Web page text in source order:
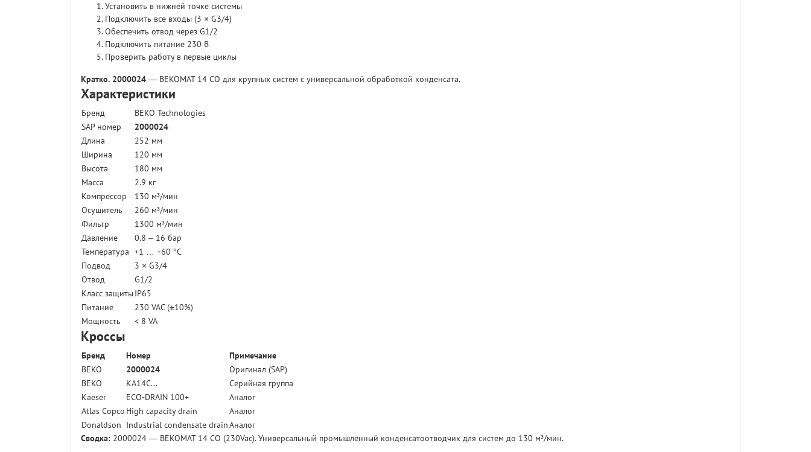
Установить в нижней точке системы
Подключить все входы (3 × G3/4)
Обеспечить отвод через G1/2
Подключить питание 230 В
Проверить работу в первые циклы
Кратко. 2000024 — BEKOMAT 14 CO для крупных систем с универсальной обработкой конденсата.
Характеристики
Бренд
BEKO Technologies
SAP номер
2000024
Длина
252 мм
Ширина
120 мм
Высота
180 мм
Масса
2.9 кг
Компрессор
130 м³/мин
Осушитель
260 м³/мин
Фильтр
1300 м³/мин
Давление
0.8 – 16 бар
Температура +1 … +60 °C
Подвод
3 × G3/4
Отвод
G1/2
Класс защитыIP65
Питание
230 VAC (±10%)
Мощность
< 8 VA
Кроссы
Бренд Номер
Примечание
BEKO
2000024
Оригинал (SAP)
BEKO
KA14C...
Серийная группа
Kaeser
ECO-DRAIN 100+
Аналог
Atlas Copco High capacity drain
Аналог
Donaldson Industrial condensate drainАналог
Сводка: 2000024 — BEKOMAT 14 CO (230Vac). Универсальный промышленный конденсатоотводчик для систем до 130 м³/мин.